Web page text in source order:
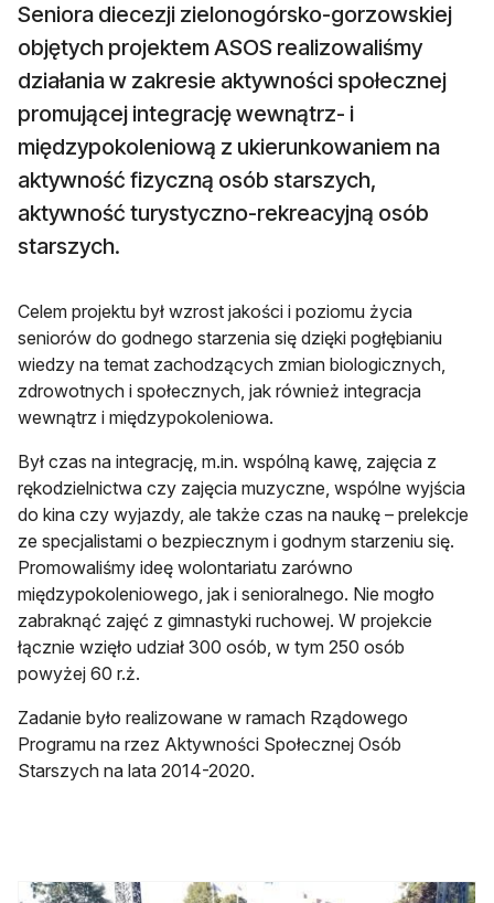
Seniora diecezji zielonogórsko-gorzowskiej
objętych projektem ASOS realizowaliśmy
działania w zakresie aktywności społecznej
promującej integrację wewnątrz- i
międzypokoleniową z ukierunkowaniem na
aktywność fizyczną osób starszych,
aktywność turystyczno-rekreacyjną osób
starszych.
Celem projektu był wzrost jakości i poziomu życia
seniorów do godnego starzenia się dzięki pogłębianiu
wiedzy na temat zachodzących zmian biologicznych,
zdrowotnych i społecznych, jak również integracja
wewnątrz i międzypokoleniowa.
Był czas na integrację, m.in. wspólną kawę, zajęcia z
rękodzielnictwa czy zajęcia muzyczne, wspólne wyjścia
do kina czy wyjazdy, ale także czas na naukę – prelekcje
ze specjalistami o bezpiecznym i godnym starzeniu się.
Promowaliśmy ideę wolontariatu zarówno
międzypokoleniowego, jak i senioralnego. Nie mogło
zabraknąć zajęć z gimnastyki ruchowej. W projekcie
łącznie wzięło udział 300 osób, w tym 250 osób
powyżej 60 r.ż.
Zadanie było realizowane w ramach Rządowego
Programu na rzez Aktywności Społecznej Osób
Starszych na lata 2014-2020.